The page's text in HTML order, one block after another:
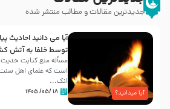
جدیدترین مقالات و مطالب منتشر شده
آیا میدانید؟
آیا می دانید احادیث
توسط خلفا به آتش
مسأله منع کتابت
است که علمای اهل سنت
انک...
۱۸ /۰۵/ ۱۴۰۵